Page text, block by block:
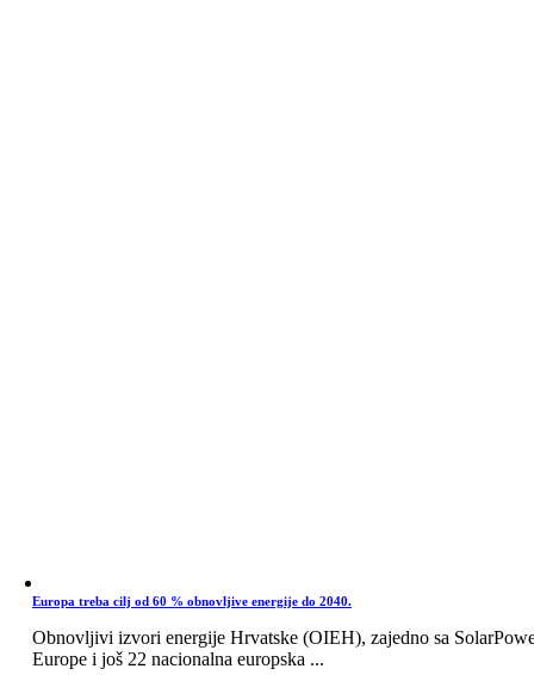
Europa treba cilj od 60 % obnovljive energije do 2040.
Obnovljivi izvori energije Hrvatske (OIEH), zajedno sa
Europe i još 22 nacionalna europska ...